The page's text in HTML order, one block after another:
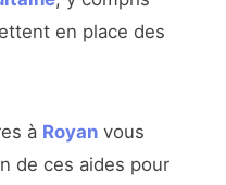
en place des
à Royan vous
de ces aides pour